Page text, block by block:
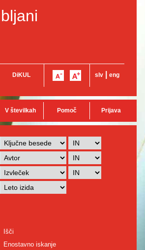
DiKUL slv eng
V številkah Pomoč Prijava
Išči
Enostavno iskanje